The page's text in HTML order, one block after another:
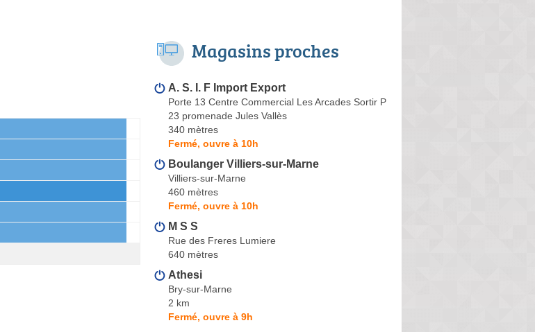
Magasins proches
A. S. I. F Import Export
Porte 13 Centre Commercial Les Arcades Sortir P
23 promenade Jules Vallès
340 mètres
Fermé, ouvre à 10h
Boulanger Villiers-sur-Marne
Villiers-sur-Marne
460 mètres
Fermé, ouvre à 10h
M S S
Rue des Freres Lumiere
640 mètres
Athesi
Bry-sur-Marne
2 km
Fermé, ouvre à 9h